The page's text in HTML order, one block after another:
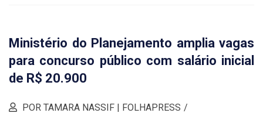
Ministério do Planejamento amplia vagas
para concurso público com salário inicial
de R$ 20.900
POR TAMARA NASSIF | FOLHAPRESS